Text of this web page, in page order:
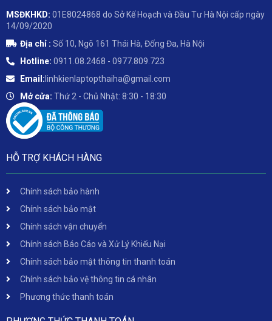
MSĐKHKD: 01E8024868 do Sở Kế Hoạch và Đầu Tư Hà Nội cấp ngày
14/09/2020
Địa chỉ : Số 10, Ngõ 161 Thái Hà, Đống Đa, Hà Nội
Hotline: 0911.08.2468 - 0977.809.723
Email: linhkienlaptopthaiha@gmail.com
Mở cửa: Thứ 2 - Chủ Nhật: 8:30 - 18:30
HỖ TRỢ KHÁCH HÀNG
Chính sách bảo hành
Chính sách bảo mật
Chính sách vận chuyển
Chính sách Báo Cáo và Xử Lý Khiếu Nại
Chính sách bảo mật thông tin thanh toán
Chính sách bảo vệ thông tin cá nhân
Phương thức thanh toán